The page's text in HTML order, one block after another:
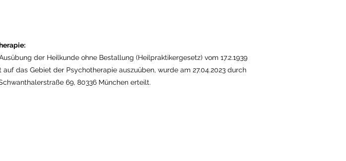
der Heilkunde ohne Bestallung (Heilpraktikergesetz) vom 17.2.1939
auf das Gebiet der Psychotherapie auszuüben, wurde am 27.04.2023 durch
69, 80336 München erteilt.